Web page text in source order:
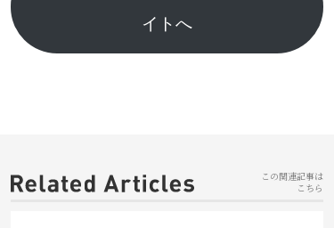
イトへ
この関連記事は
こちら